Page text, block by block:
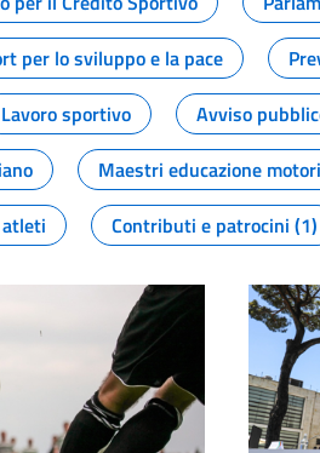
per lo sviluppo e la pace
Lavoro sportivo Avviso
Maestri educazione
Contributi e patrocini (1)